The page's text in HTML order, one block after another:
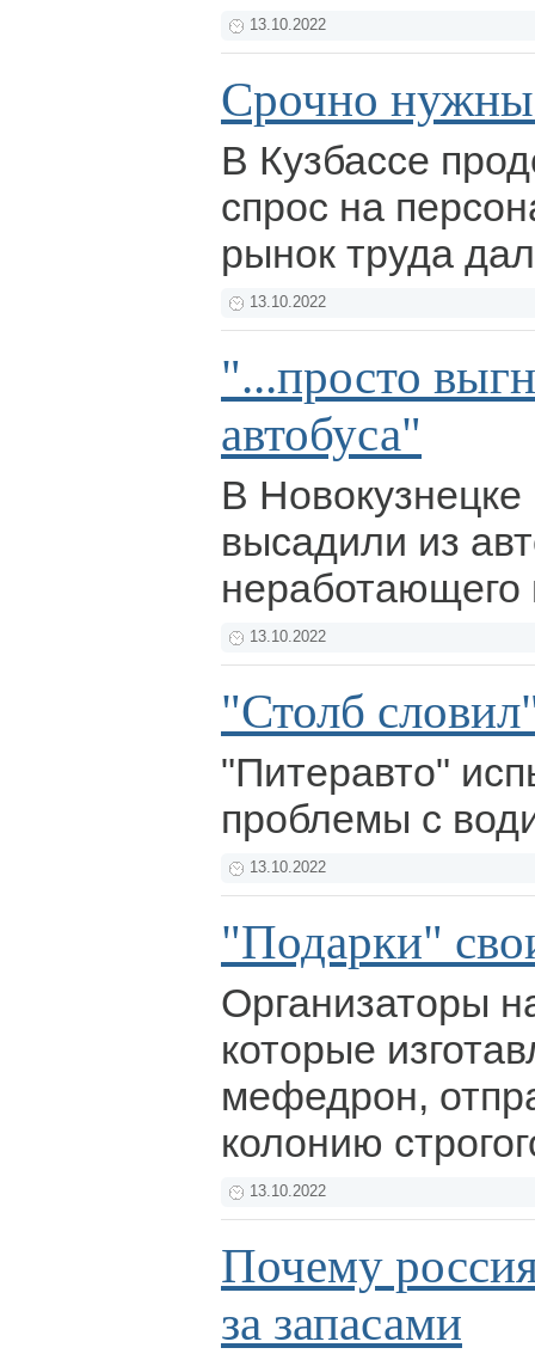
13.10.2022
Срочно
В Кузбассе
спрос на
рынок труда
13.10.2022
"...просто
автобуса"
В
высадили из
13.10.2022
"Столб
"Питеравто"
проблемы с
13.10.2022
"Подарки"
Организаторы
которые
мефедрон,
колонию
13.10.2022
Почему
за запасами